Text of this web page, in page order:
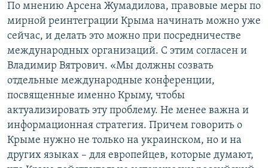
По мнению Арсена Жумадилова, правовые меры по
мирной реинтеграции Крыма начинать можно уже
сейчас, и делать это можно при посредничестве
международных организаций. С этим согласен и
Владимир Вятрович. «Мы должны созвать
отдельные международные конференции,
посвященные именно Крыму, чтобы
актуализировать эту проблему. Не менее важна и
информационная стратегия. Причем говорить о
Крыме нужно не только на украинском, но и на
других языках – для европейцев, которые думают,